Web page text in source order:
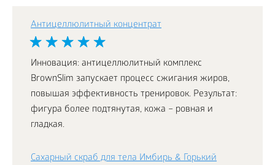
Антицеллюлитный концентрат
Инновация: антицеллюлитный комплекс
BrownSlim запускает процесс сжигания жиров,
повышая эффективность тренировок. Результат:
фигура более подтянутая, кожа – ровная и
гладкая.
Сахарный скраб для тела Имбирь & Горький